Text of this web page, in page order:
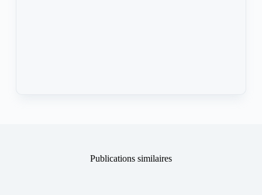
Publications similaires